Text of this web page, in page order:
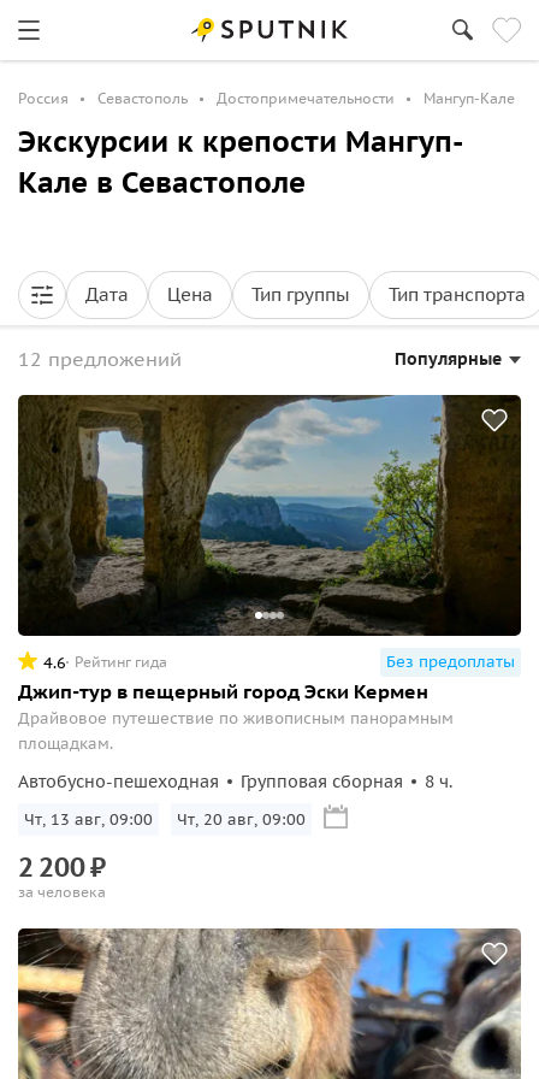
Россия Севастополь Достопримечательности Мангуп-Кале
Экскурсии к крепости Мангуп-
Кале в Севастополе
Дата Цена Тип группы Тип транспорта
12 предложений Популярные
4.6 Рейтинг гида Без предоплаты
Джип-тур в пещерный город Эски Кермен
Драйвовое путешествие по живописным панорамным
площадкам.
Автобусно-пешеходная Групповая сборная 8 ч.
Чт, 13 авг, 09:00 Чт, 20 авг, 09:00
2 200₽
за человека